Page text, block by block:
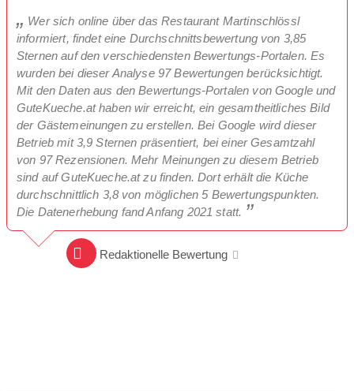
Wer sich online über das Restaurant Martinschlössl
informiert, findet eine Durchschnittsbewertung von 3,85
Sternen auf den verschiedensten Bewertungs-Portalen. Es
wurden bei dieser Analyse 97 Bewertungen berücksichtigt.
Mit den Daten aus den Bewertungs-Portalen von Google und
GuteKueche.at haben wir erreicht, ein gesamtheitliches Bild
der Gästemeinungen zu erstellen. Bei Google wird dieser
Betrieb mit 3,9 Sternen präsentiert, bei einer Gesamtzahl
von 97 Rezensionen. Mehr Meinungen zu diesem Betrieb
sind auf GuteKueche.at zu finden. Dort erhält die Küche
durchschnittlich 3,8 von möglichen 5 Bewertungspunkten.
Die Datenerhebung fand Anfang 2021 statt.
Redaktionelle Bewertung